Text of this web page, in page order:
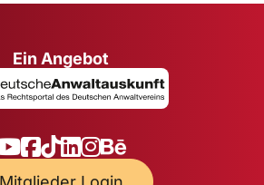
Ein Angebot